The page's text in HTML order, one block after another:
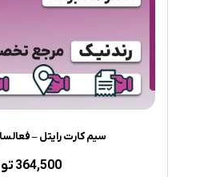
سیم کارت رایتل –
364,500